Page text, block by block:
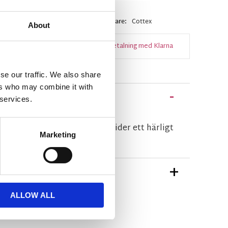
About
our traffic. We also share
who may combine it with
Marketing
ALLOW ALL
Artikelnr Tillverkare Cottex
Enkel betalning med Klarna
i de flest rum och sprider ett härligt
medföljer ej.